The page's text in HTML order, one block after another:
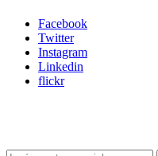
Facebook
Twitter
Instagram
Linkedin
flickr